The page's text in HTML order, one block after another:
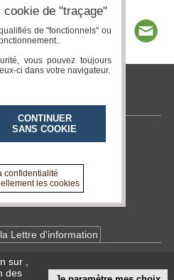
Lettre d'information
sur
des
de "traçage"
de "fonctionnels" ou
vous pouvez toujours
ci dans votre navigateur.
CONTINUER
SANS COOKIE
confidentialité
les cookies